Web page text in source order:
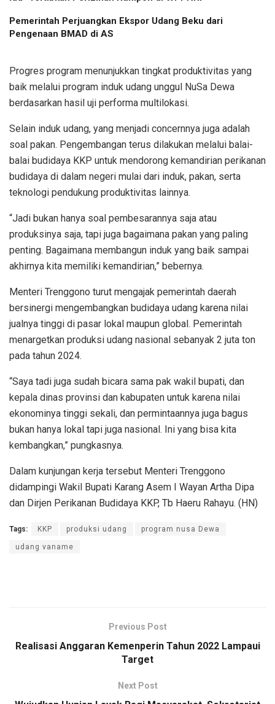
Pemerintah Perjuangkan Ekspor Udang Beku dari
Pengenaan BMAD di AS
Progres program menunjukkan tingkat produktivitas yang
baik melalui program induk udang unggul NuSa Dewa
berdasarkan hasil uji performa multilokasi.
Selain induk udang, yang menjadi concernnya juga adalah
soal pakan. Pengembangan terus dilakukan melalui balai-
balai budidaya KKP untuk mendorong kemandirian perikanan
budidaya di dalam negeri mulai dari induk, pakan, serta
teknologi pendukung produktivitas lainnya.
“Jadi bukan hanya soal pembesarannya saja atau
produksinya saja, tapi juga bagaimana pakan yang paling
penting. Bagaimana membangun induk yang baik sampai
akhirnya kita memiliki kemandirian,” bebernya.
Menteri Trenggono turut mengajak pemerintah daerah
bersinergi mengembangkan budidaya udang karena nilai
jualnya tinggi di pasar lokal maupun global. Pemerintah
menargetkan produksi udang nasional sebanyak 2 juta ton
pada tahun 2024.
“Saya tadi juga sudah bicara sama pak wakil bupati, dan
kepala dinas provinsi dan kabupaten untuk karena nilai
ekonominya tinggi sekali, dan permintaannya juga bagus
bukan hanya lokal tapi juga nasional. Ini yang bisa kita
kembangkan,” pungkasnya.
Dalam kunjungan kerja tersebut Menteri Trenggono
didampingi Wakil Bupati Karang Asem I Wayan Artha Dipa
dan Dirjen Perikanan Budidaya KKP, Tb Haeru Rahayu. (HN)
Tags: KKP produksi udang program nusa Dewa
udang vaname
Previous Post
Realisasi Anggaran Kemenperin Tahun 2022 Lampaui
Target
Next Post